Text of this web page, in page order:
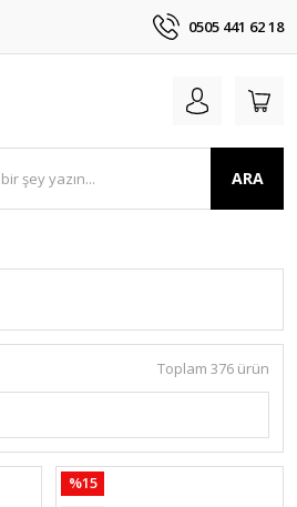
0505 441 62 18
ARA
Toplam 376 ürün
%15